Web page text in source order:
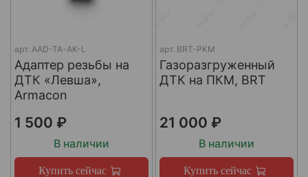
арт. AAD-TA-AK-L
Адаптер резьбы на
ДТК «Левша»,
Armacon
1 500 ₽
В наличии
Купить сейчас
арт. BRT-PKM
Газоразгруженный
ДТК на ПКМ, BRT
21 000 ₽
В наличии
Купить сейчас